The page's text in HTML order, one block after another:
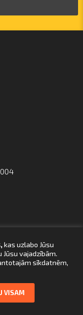
Igaunija
aizsargātas. Mājaslapas
kas uzlabo Jūsu
vajadzībām.
sīkdatnēm,
VISAM